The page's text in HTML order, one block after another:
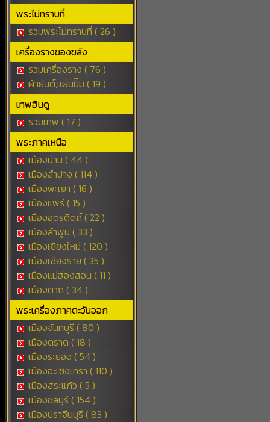
พระไม่ทราบที่
รวมพระไม่ทราบที่ ( 26 )
เครื่องรางของขลัง
รวมเครื่องราง ( 76 )
ผ้ายันต์,แผ่นปั๊ม ( 19 )
เทพฮินดู
รวมเทพ ( 17 )
พระภาคเหนือ
เมืองน่าน ( 44 )
เมืองลำปาง ( 114 )
เมืองพะเยา ( 16 )
เมืองแพร่ ( 15 )
เมืองอุตรดิตถ์ ( 22 )
เมืองลำพูน ( 33 )
เมืองเชียงใหม่ ( 120 )
เมืองเชียงราย ( 35 )
เมืองแม่ฮ่องสอน ( 11 )
เมืองตาก ( 34 )
พระเครื่องภาคตะวันออก
เมืองจันทบุรี ( 80 )
เมืองตราด ( 18 )
เมืองระยอง ( 54 )
เมืองฉะเชิงเทรา ( 110 )
เมืองสระแก้ว ( 5 )
เมืองชลบุรี ( 154 )
เมืองปราจีนบุรี ( 83 )